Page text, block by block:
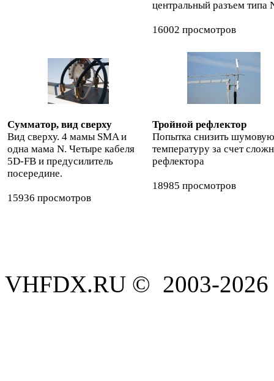
центральный разъем типа
16002 просмотров
Сумматор, вид сверху
Вид сверху. 4 мамы SMA и
одна мама N. Четыре кабеля
5D-FB и предусилитель
посередине.
15936 просмотров
Тройной рефлектор
Попытка снизить шумовую
температуру за счет
рефлектора
18985 просмотров
VHFDX.RU © 2003-2026